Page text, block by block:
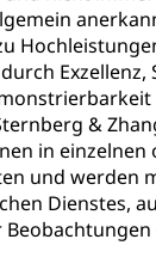
Exzellenz,
&
in
und werden
Dienstes,
Beiträge (WAS
(EL)
(WAS
körperliche
psychische
Behinderte
Inklusion im
mit